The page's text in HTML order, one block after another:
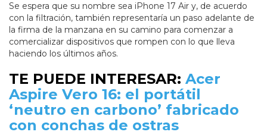
Se espera que su nombre sea iPhone 17 Air y, de acuerdo
con la filtración, también representaría un paso adelante de
la firma de la manzana en su camino para comenzar a
comercializar dispositivos que rompen con lo que lleva
haciendo los últimos años.
TE PUEDE INTERESAR: Acer
Aspire Vero 16: el portátil
‘neutro en carbono’ fabricado
con conchas de ostras